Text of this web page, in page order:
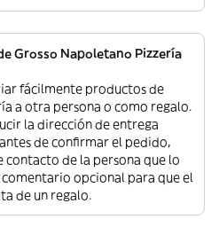
Grosso Napoletano Pizzería
fácilmente productos de
a otra persona o como regalo.
la dirección de entrega
de confirmar el pedido,
contacto de la persona que lo
opcional para que el
de un regalo.